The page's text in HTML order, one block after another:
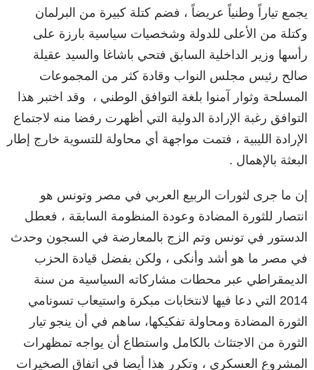
يجمع تياراً وطنياً عريضاً ، فضم كتلة كبيرة من البرلمان
وكتلة من الأعلى للدولة وشخصيات سياسية بارزة على
رأسها وزير الداخلية السابق فتحي باشاغا والسيد عقيلة
صالح رئيس مجلس النواب وقادة كثر من المجموعات
المسلحة وثوار آمنوا بلغة التوافق الوطني ، وقد اختبر هذا
التوافق رغبة الإرادة الدولية التي أظهرت رفضا منه لاجتماع
الإرادة الليبية ، فتمت مواجهة أي محاولة للتسوية خارج إطار
البعثة بالإهمال .
إن ما جرى لثورات الربيع العربي في مصر وتونس هو
انتصار للثورة المضادة وعودة المنظومة السابقة ، فعطل
الدستور في تونس وتم الزج بالمعارضة في السجون وحدث
في مصر ما هو أشد وأنكى ، ولكن بفضل قيادة الحزب
الديمقراطي عبر محطات مشاركاته السياسية من سنة
2014 التي دعا فيها لانتخابات مبكرة واستيعاب تسونامي
الثورة المضادة ومحاولة تفكيكها، ساهم في أن ينجو تيار
الثورة من الاجتثاث بالكامل واستطاع أن يواجه تمظهرات
المشروع العسكري ، وتكرر هذا أيضا في اتفاق الصخيرات